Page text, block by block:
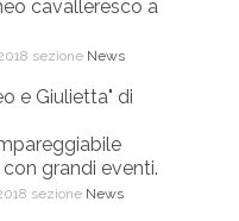
cavalleresco a
sezione News
e Giulietta" di
grandi eventi.
sezione News